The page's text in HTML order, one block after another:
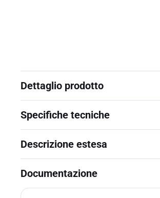
Dettaglio prodotto
Specifiche tecniche
Descrizione estesa
Documentazione